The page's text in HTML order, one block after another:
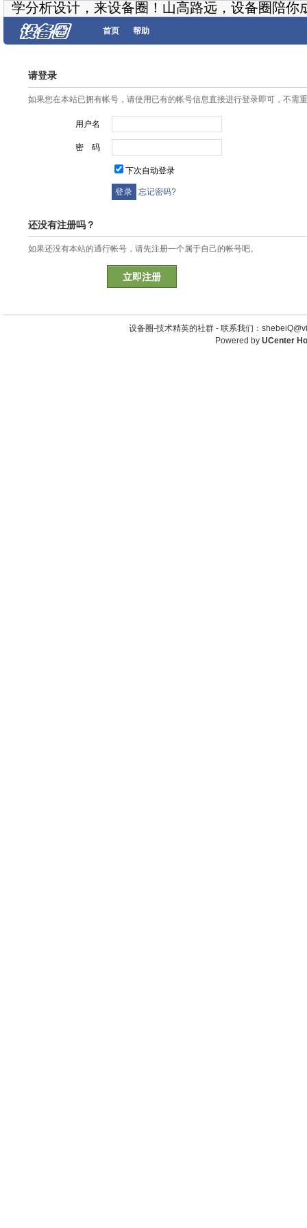
学分析设计，来设备圈！山高路远，设备圈陪你
首页 帮助
请登录
如果您在本站已拥有帐号，请使用已有的帐号信息直接进行登录即可，不需
用户名
密 码
下次自动登录
忘记密码?
还没有注册吗？
如果还没有本站的通行帐号，请先注册一个属于自己的帐号吧。
立即注册
设备圈-技术精英的社群 - 联系我们：
Powered by UCenter